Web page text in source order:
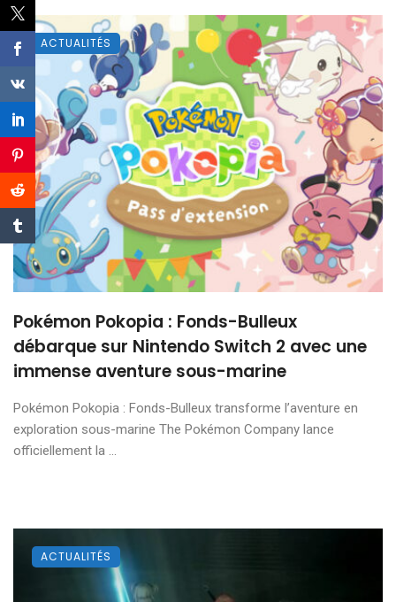
ACTUALITÉS
Pokémon Pokopia : Fonds-Bulleux
débarque sur Nintendo Switch 2 avec une
immense aventure sous-marine
Pokémon Pokopia : Fonds-Bulleux transforme l’aventure en
exploration sous-marine The Pokémon Company lance
officiellement la ...
ACTUALITÉS